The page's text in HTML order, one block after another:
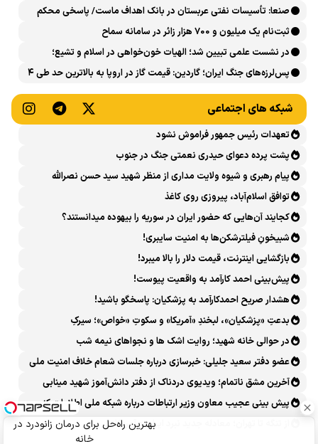
بهترین راه‌حل برای درمان زانودرد در
خانه
«اربعین حسینی در منظومه فکری رهبر شهید، امام خامنه‌ای» برگزار
می‌شود
صنعا: تأسیسات نفتی عربستان در بانک اهداف ماست/ پاسخی محکم
می‌دهیم
ثبت‌نام یک میلیون و 700 هزار زائر در سامانه سماح ‌
در نشست علمی تبیین شد؛ الهیات خون‌خواهی در اسلام و تشیع؛
انتقام، عدالت، بازدارندگی و مقابله با جریان سلطه
پس‌لرزه‌های جنگ ایران؛ گاردین: قیمت گاز در اروپا به بالاترین حد طی ۴
شبکه های اجتماعی
تعهدات رئیس جمهور فراموش نشود
پشت پرده دعوای حیدری نعمتی جنگ در جنوب
پیام رهبری و شیوه ولایت مداری از منظر شهید سید حسن نصرالله
توافق اسلام‌آباد، پیروزی روی کاغذ
کجایند آن‌هایی که حضور ایران در سوریه را بیهوده میدانستند؟
شبیخونِ فیلترشکن‌ها به امنیت سایبری!
بازگشایی اینترنت، قیمت دلار را بالا میبرد!
پیش‌بینی احمد کارآمد به واقعیت پیوست!
هشدار صریح احمدکارآمد به پزشکیان: پاسخگو باشید!
بدعتِ «پزشکیان»، لبخندِ «آمریکا» و سکوتِ «خواص»؛ سیرکِ
قانون‌گریزی در روز روشن!
در حوالی خانه شهید؛ روایت اشک ها و نجواهای نیمه شب
عضو دفتر سعید جلیلی: خبرسازی درباره جلسات شعام خلاف امنیت ملی
است
آخرین مشق ناتمام؛ ویدیوی دردناک از دفتر دانش‌آموز شهید مینابی
پربازدید شد
پیش بینی عجیب معاون وزیر ارتباطات درباره شبکه ملی اطلاعات که
از تنگه تا تهران؛ معادله جدید نبرد ایران و آمریکا